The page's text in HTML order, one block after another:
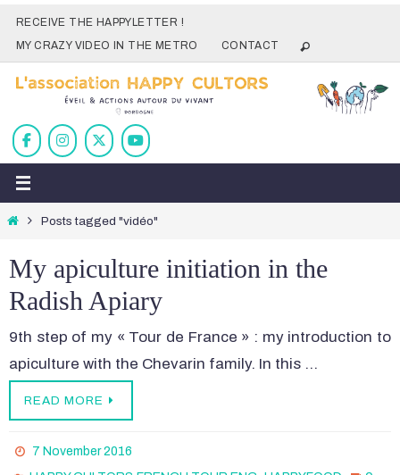
SkipRECEIVE THE HAPPYLETTER !
MY CRAZY VIDEO IN THE METRO
CONTACT
HomePosts tagged "vidéo"
My apiculture initiation in the
Radish Apiary
9th step of my « Tour de France » : my introduction to
apiculture with the Chevarin family. In this …
READ MORE
7 November 2016